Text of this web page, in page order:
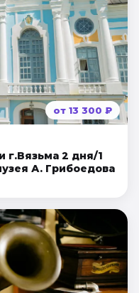
от 13 300 ₽
г.Вязьма 2 дня/1
А. Грибоедова